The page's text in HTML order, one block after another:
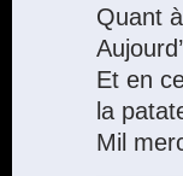
Quant
Et en
la
Mil